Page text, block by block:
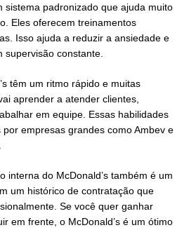
sistema padronizado que ajuda muito
Eles oferecem treinamentos
Isso ajuda a reduzir a ansiedade e
supervisão constante.
têm um ritmo rápido e muitas
aprender a atender clientes,
em equipe. Essas habilidades
empresas grandes como Ambev e
interna do McDonald’s também é um
um histórico de contratação que
Se você quer ganhar
em frente, o McDonald’s é um ótimo